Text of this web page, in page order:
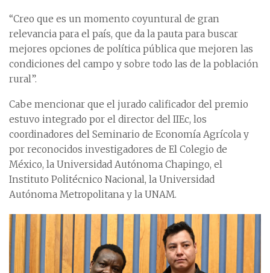
“Creo que es un momento coyuntural de gran
relevancia para el país, que da la pauta para buscar
mejores opciones de política pública que mejoren las
condiciones del campo y sobre todo las de la población
rural”.
Cabe mencionar que el jurado calificador del premio
estuvo integrado por el director del IIEc, los
coordinadores del Seminario de Economía Agrícola y
por reconocidos investigadores de El Colegio de
México, la Universidad Autónoma Chapingo, el
Instituto Politécnico Nacional, la Universidad
Autónoma Metropolitana y la UNAM.